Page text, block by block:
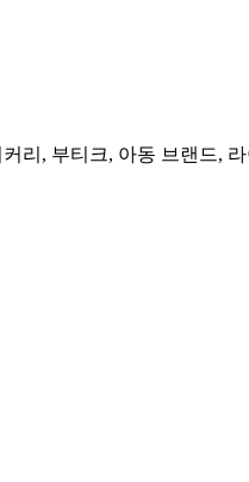
리, 부티크, 아동 브랜드,